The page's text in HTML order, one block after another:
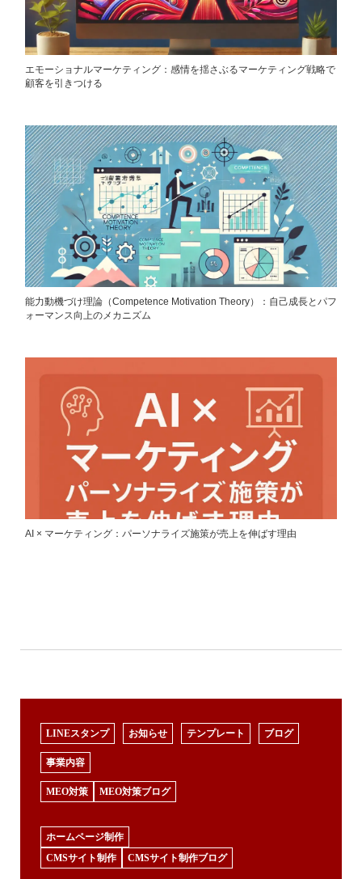
エモーショナルマーケティング：感情を揺さぶるマーケティング戦略で
顧客を引きつける
能力動機づけ理論（Competence Motivation Theory）：自己成長とパフ
ォーマンス向上のメカニズム
AI × マーケティング：パーソナライズ施策が売上を伸ばす理由
LINEスタンプ お知らせ テンプレート ブログ
事業内容
MEO対策 MEO対策ブログ
ホームページ制作
CMSサイト制作
CMSサイト制作ブログ